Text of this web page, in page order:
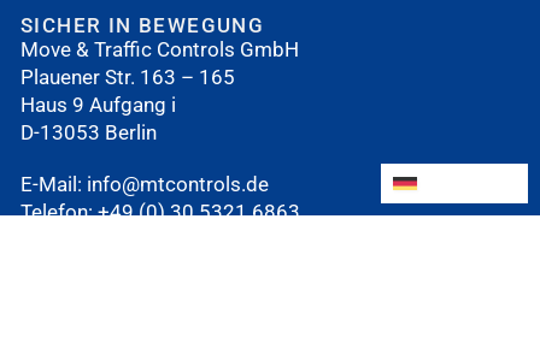
SICHER IN BEWEGUNG
Move & Traffic Controls GmbH
Plauener Str. 163 – 165
Haus 9 Aufgang i
D-13053 Berlin
E-Mail: info@mtcontrols.de
Telefon: +49 (0) 30 5321 6863